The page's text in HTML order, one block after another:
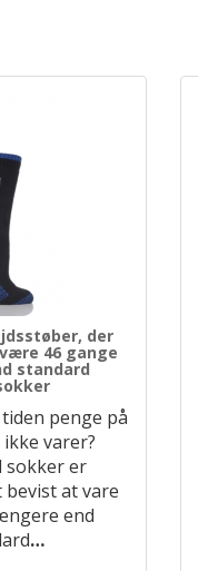
der
46 gange
standard
penge på
varer?
sokker er
at vare
end
…